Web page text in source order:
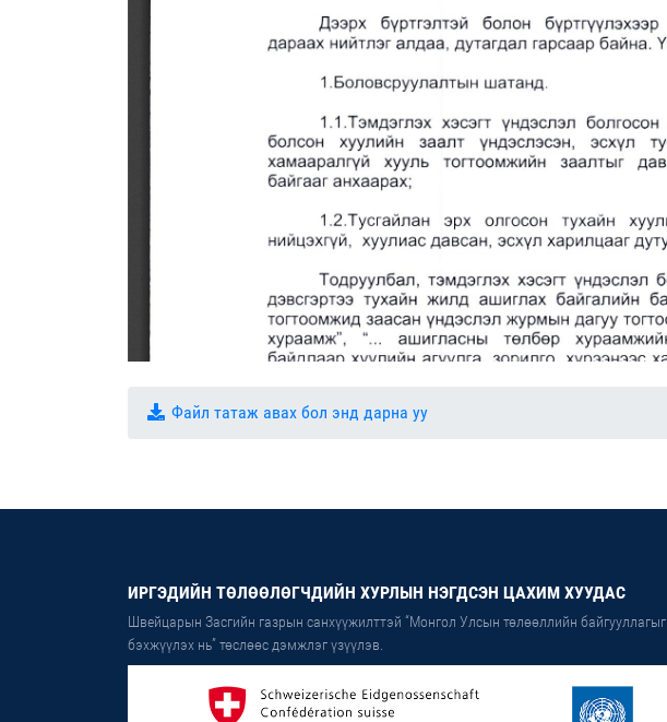
Файл татаж авах бол энд дарна уу
ИРГЭДИЙН ТӨЛӨӨЛӨГЧДИЙН ХУРЛЫН НЭГДСЭН ЦАХИМ ХУУДАС
Швейцарын Засгийн газрын санхүүжилттэй “Монгол Улсын төлөөллийн байгууллагыг
бэхжүүлэх нь” төслөөс дэмжлэг үзүүлэв.